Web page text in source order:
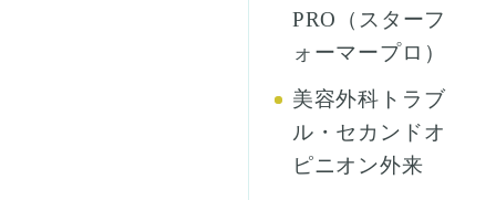
PRO（スターフ
ォーマープロ）
美容外科トラブ
ル・セカンドオ
ピニオン外来